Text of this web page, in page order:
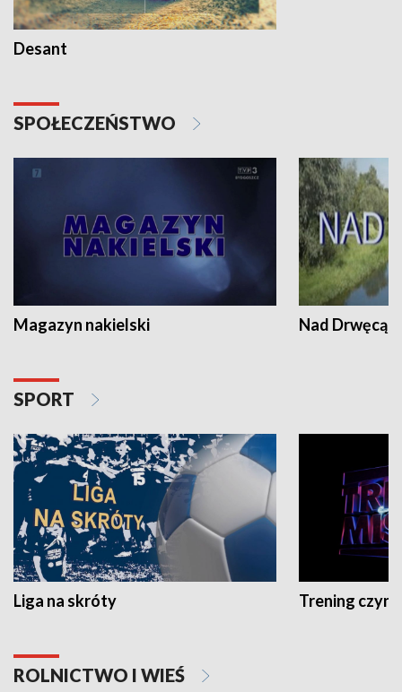
Desant
SPOŁECZEŃSTWO
Magazyn nakielski Nad Drwęcą
SPORT
Liga na skróty Trening czyni
ROLNICTWO I WIEŚ